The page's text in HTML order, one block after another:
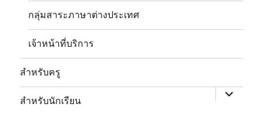
กลุ่มสาระภาษาต่างประเทศ
เจ้าหน้าที่บริการ
สำหรับครู
สำหรับนักเรียน
expand
child